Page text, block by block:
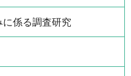
係る調査研究